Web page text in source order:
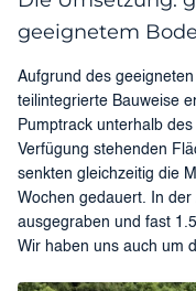
geeignetem
Aufgrund des
teilintegrierte Bauweise
Pumptrack unterhalb
Verfügung stehenden
senkten gleichzeitig die
Wochen gedauert. In
ausgegraben und fast
Wir haben uns auch um